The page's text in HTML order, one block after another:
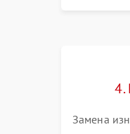
4.
Замена